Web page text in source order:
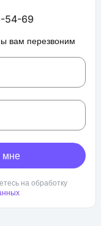
54-69
вам перезвоним
мне
на обработку